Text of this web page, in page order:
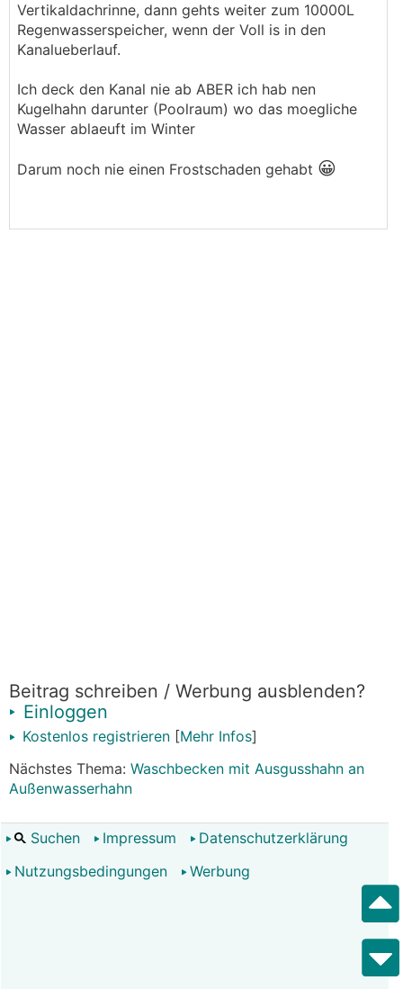
Vertikaldachrinne, dann gehts weiter zum 10000L
Regenwasserspeicher, wenn der Voll is in den
Kanalueberlauf.
Ich deck den Kanal nie ab ABER ich hab nen
Kugelhahn darunter (Poolraum) wo das moegliche
Wasser ablaeuft im Winter
Darum noch nie einen Frostschaden gehabt 😀
Beitrag schreiben / Werbung ausblenden?
Einloggen
Kostenlos registrieren [Mehr Infos]
Nächstes Thema: Waschbecken mit Ausgusshahn an
Außenwasserhahn
Suchen Impressum
Datenschutzerklärung
Nutzungsbedingungen
Werbung